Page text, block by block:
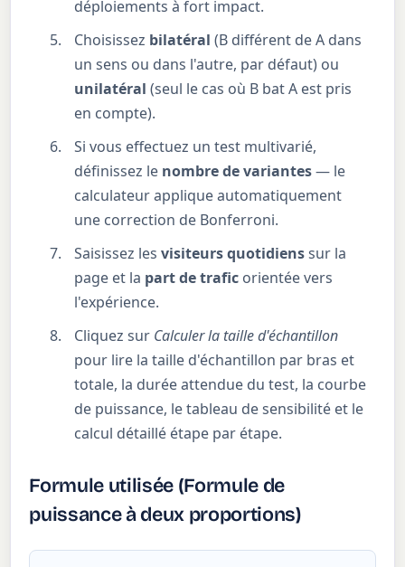
déploiements à fort impact.
Choisissez bilatéral (B différent de A dans
un sens ou dans l'autre, par défaut) ou
unilatéral (seul le cas où B bat A est pris
en compte).
Si vous effectuez un test multivarié,
définissez le nombre de variantes— le
calculateur applique automatiquement
une correction de Bonferroni.
Saisissez lesvisiteurs quotidienssur la
page et la part de trafic orientée vers
l'expérience.
Cliquez sur Calculer la taille d'échantillon
pour lire la taille d'échantillon par bras et
totale, la durée attendue du test, la courbe
de puissance, le tableau de sensibilité et le
calcul détaillé étape par étape.
Formule utilisée (Formule de
puissance à deux proportions)